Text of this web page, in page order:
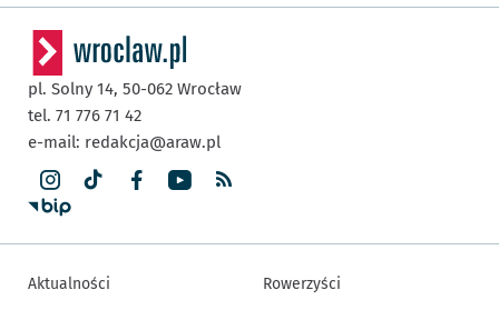
pl. Solny 14, 50-062 Wrocław
tel. 71 776 71 42
e-mail: redakcja@araw.pl
Aktualności Rowerzyści